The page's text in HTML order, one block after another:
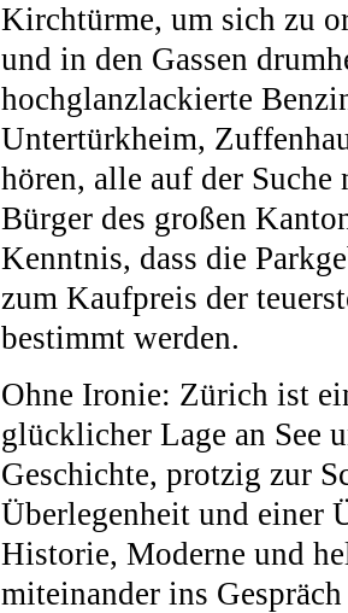
Kirchtürme, um sich zu
und in den Gassen
hochglanzlackierte
Untertürkheim,
hören, alle auf der Suche
Bürger des großen
Kenntnis, dass die
zum Kaufpreis der
bestimmt werden.
Ohne Ironie: Zürich ist
glücklicher Lage an See
Geschichte, protzig zur
Überlegenheit und einer
Historie, Moderne und
miteinander ins